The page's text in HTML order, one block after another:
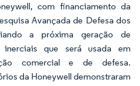
com financiamento da
Avançada de Defesa dos
a próxima geração de
inerciais que será usada em
comercial e de defesa.
da Honeywell demonstraram